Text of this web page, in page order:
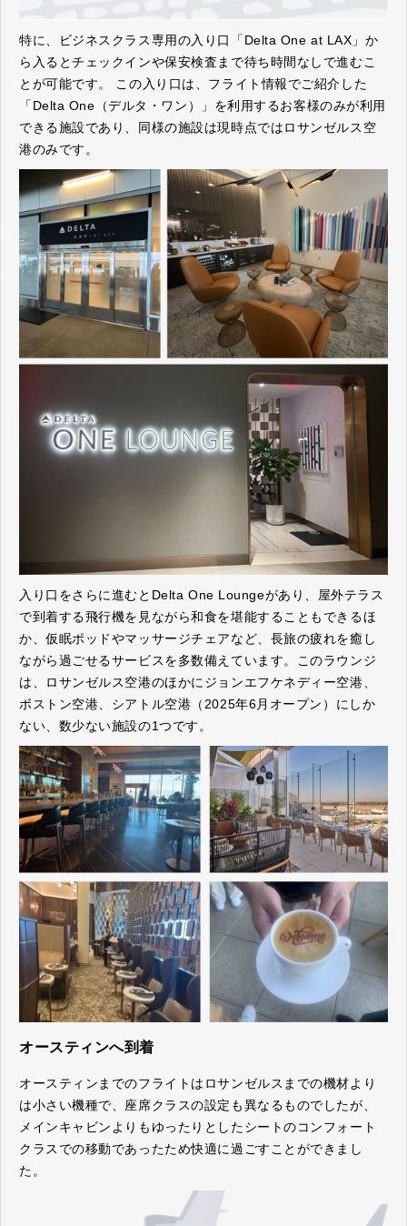
特に、ビジネスクラス専用の入り口「Delta One at LAX」か
ら入るとチェックインや保安検査まで待ち時間なしで進むこ
とが可能です。 この入り口は、フライト情報でご紹介した
「Delta One（デルタ・ワン）」を利用するお客様のみが利用
できる施設であり、同様の施設は現時点ではロサンゼルス空
港のみです。
入り口をさらに進むとDelta One Loungeがあり、屋外テラス
で到着する飛行機を見ながら和食を堪能することもできるほ
か、仮眠ポッドやマッサージチェアなど、長旅の疲れを癒し
ながら過ごせるサービスを多数備えています。このラウンジ
は、ロサンゼルス空港のほかにジョンエフケネディー空港、
ボストン空港、シアトル空港（2025年6月オープン）にしか
ない、数少ない施設の1つです。
オースティンへ到着
オースティンまでのフライトはロサンゼルスまでの機材より
は小さい機種で、座席クラスの設定も異なるものでしたが、
メインキャビンよりもゆったりとしたシートのコンフォート
クラスでの移動であったため快適に過ごすことができまし
た。